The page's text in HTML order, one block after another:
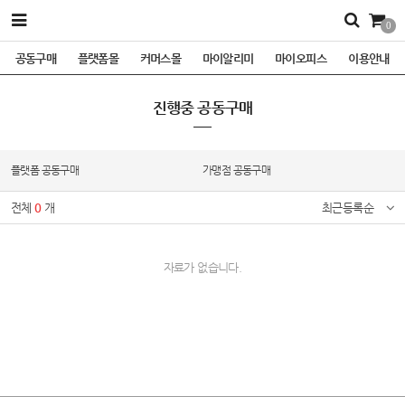
0
공동구매 플랫폼몰 커머스몰 마이알리미 마이오피스 이용안내
진행중 공동구매
플랫폼 공동구매 가맹점 공동구매
전체0개 최근등록순
자료가 없습니다.